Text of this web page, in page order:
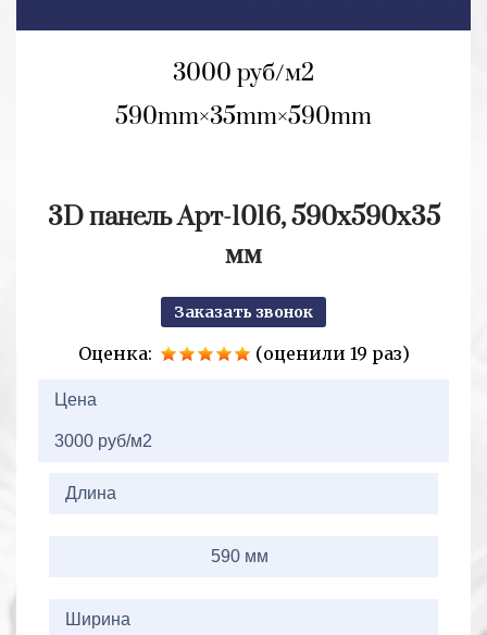
3000 руб/м2
590mm 35mm 590mm
3D панель Арт-1016, 590х590х35
мм
Заказать звонок
Оценка:
(оценили 19 раз)
Цена
3000 руб/м2
Длина
590 мм
Ширина